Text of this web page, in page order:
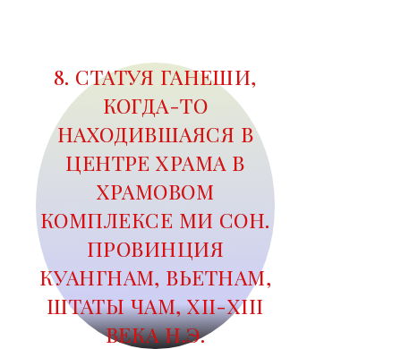
8. СТАТУЯ ГАНЕШИ,
КОГДА-ТО
НАХОДИВШАЯСЯ В
ЦЕНТРЕ ХРАМА В
ХРАМОВОМ
КОМПЛЕКСЕ МИ СОН.
ПРОВИНЦИЯ
КУАНГНАМ, ВЬЕТНАМ,
ШТАТЫ ЧАМ, XII-XIII
ВЕКА Н.Э.